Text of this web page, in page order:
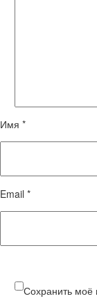
Имя *
Email *
Сохранить моё